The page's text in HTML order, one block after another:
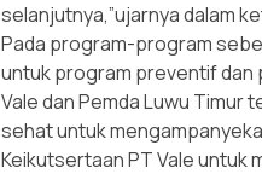
selanjutnya,”ujarnya dalam
Pada program-program
untuk program preventif dan
Vale dan Pemda Luwu Timur
sehat untuk
Keikutsertaan PT Vale untuk